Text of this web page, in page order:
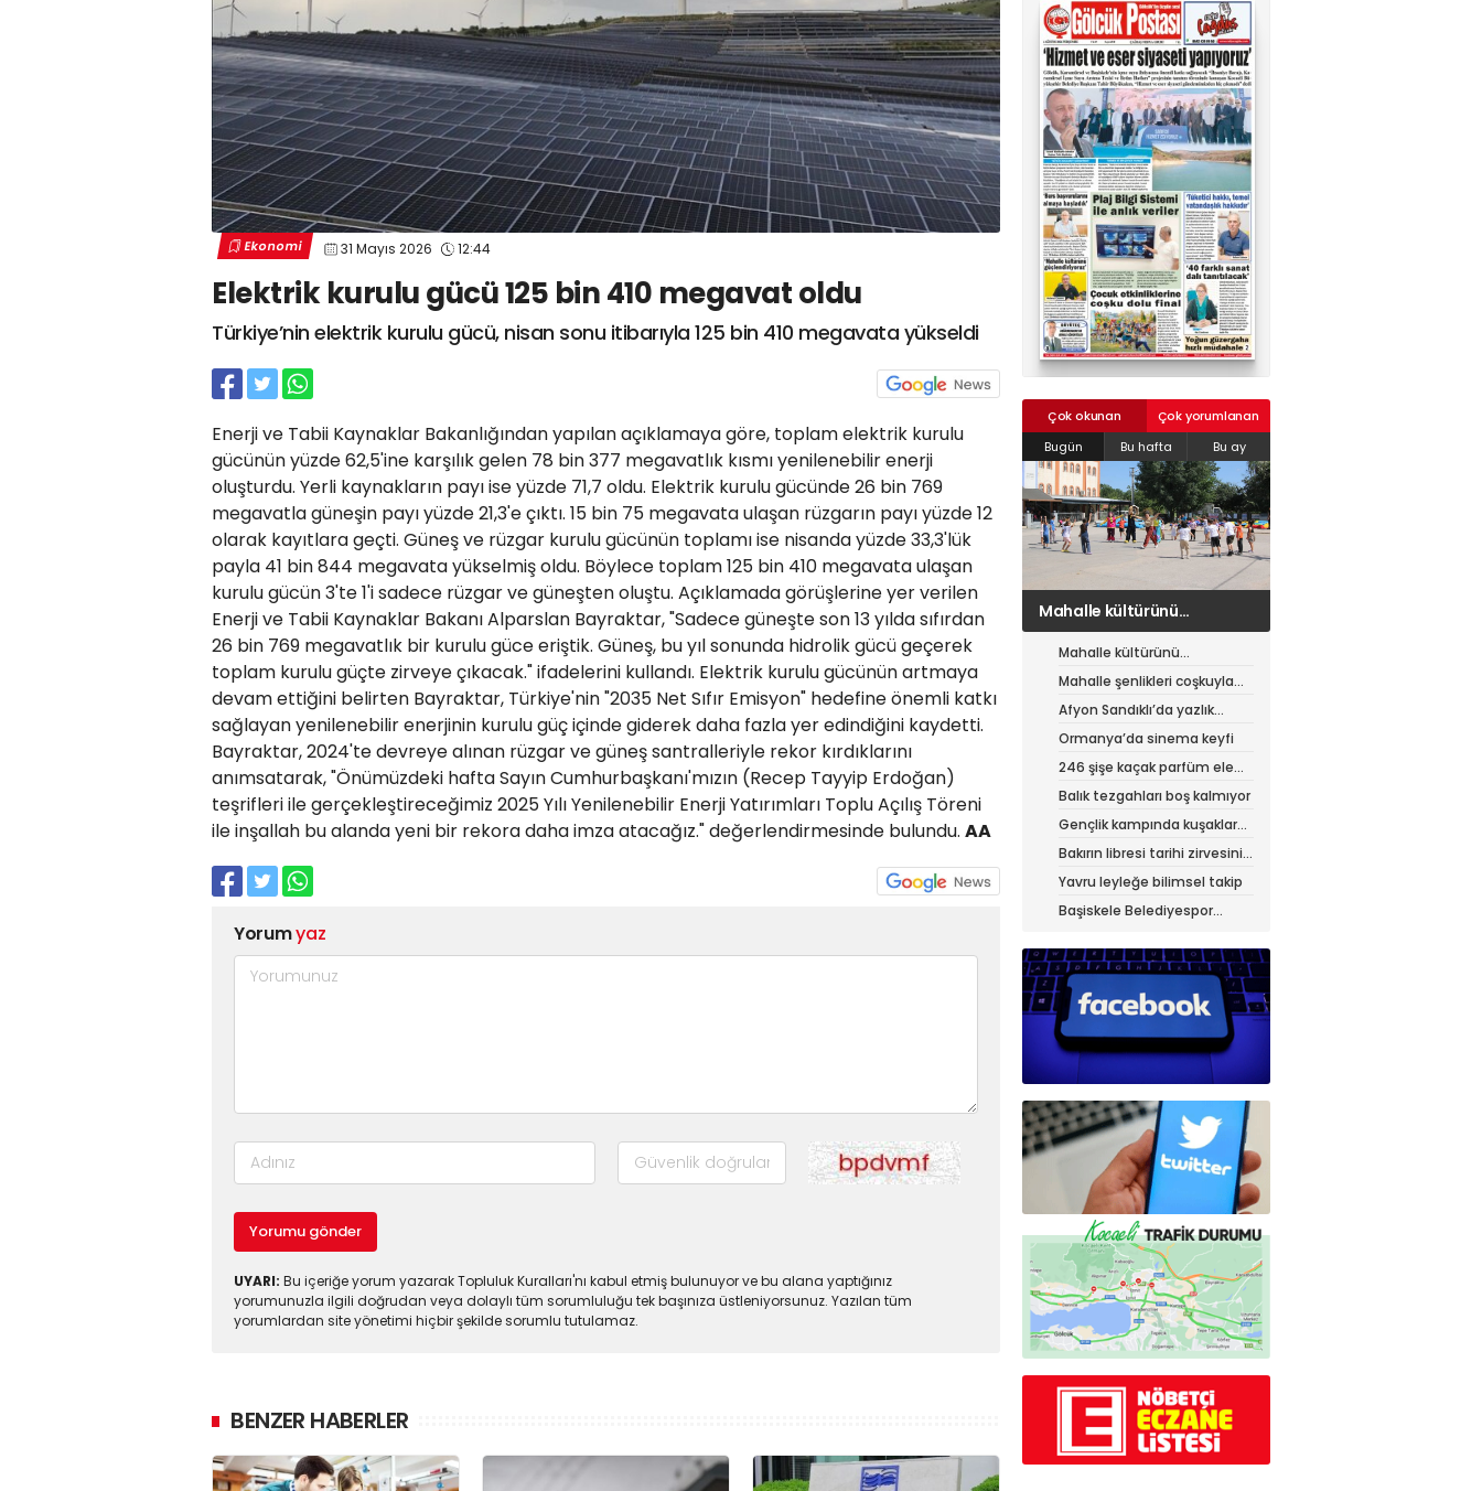
Ekonomi 31 Mayıs 2026 12:44
Elektrik kurulu gücü 125 bin 410 megavat oldu
Türkiye’nin elektrik kurulu gücü, nisan sonu itibarıyla 125 bin 410 megavata yükseldi
Enerji ve Tabii Kaynaklar Bakanlığından yapılan açıklamaya göre, toplam elektrik kurulu
gücünün yüzde 62,5'ine karşılık gelen 78 bin 377 megavatlık kısmı yenilenebilir enerji
oluşturdu. Yerli kaynakların payı ise yüzde 71,7 oldu. Elektrik kurulu gücünde 26 bin 769
megavatla güneşin payı yüzde 21,3'e çıktı. 15 bin 75 megavata ulaşan rüzgarın payı yüzde 12
olarak kayıtlara geçti. Güneş ve rüzgar kurulu gücünün toplamı ise nisanda yüzde 33,3'lük
payla 41 bin 844 megavata yükselmiş oldu. Böylece toplam 125 bin 410 megavata ulaşan
kurulu gücün 3'te 1'i sadece rüzgar ve güneşten oluştu. Açıklamada görüşlerine yer verilen
Enerji ve Tabii Kaynaklar Bakanı Alparslan Bayraktar, "Sadece güneşte son 13 yılda sıfırdan
26 bin 769 megavatlık bir kurulu güce eriştik. Güneş, bu yıl sonunda hidrolik gücü geçerek
toplam kurulu güçte zirveye çıkacak." ifadelerini kullandı. Elektrik kurulu gücünün artmaya
devam ettiğini belirten Bayraktar, Türkiye'nin "2035 Net Sıfır Emisyon" hedefine önemli katkı
sağlayan yenilenebilir enerjinin kurulu güç içinde giderek daha fazla yer edindiğini kaydetti.
Bayraktar, 2024'te devreye alınan rüzgar ve güneş santralleriyle rekor kırdıklarını
anımsatarak, "Önümüzdeki hafta Sayın Cumhurbaşkanı'mızın (Recep Tayyip Erdoğan)
teşrifleri ile gerçekleştireceğimiz 2025 Yılı Yenilenebilir Enerji Yatırımları Toplu Açılış Töreni
ile inşallah bu alanda yeni bir rekora daha imza atacağız." değerlendirmesinde bulundu. AA
Yorumyaz
Yorumu gönder
UYARI: Bu içeriğe yorum yazarak Topluluk Kuralları'nı kabul etmiş bulunuyor ve bu alana yaptığınız
yorumunuzla ilgili doğrudan veya dolaylı tüm sorumluluğu tek başınıza üstleniyorsunuz. Yazılan tüm
yorumlardan site yönetimi hiçbir şekilde sorumlu tutulamaz.
BENZER HABERLER
Çok okunan
Çok yorumlanan
Bugün
Bu hafta Bu ay
Mahalle şenlikleri coşkuyla
sürüyor
Mahalle kültürünü
canlandıran şenlik
Mahalle şenlikleri coşkuyla
sürüyor
Afyon Sandıklı’da yazlık
patates hasadı
Ormanya’da sinema keyfi
246 şişe kaçak parfüm ele
geçirildi
Balık tezgahları boş kalmıyor
Gençlik kampında kuşaklar
buluştu
Bakırın libresi tarihi zirvesini
test ediyor
Yavru leyleğe bilimsel takip
Başiskele Belediyespor
02624132333
haber@golcukpostasi.com